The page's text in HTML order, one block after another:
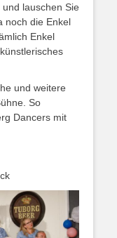
lauschen Sie
noch die Enkel
Enkel
und weitere
So
Dancers mit